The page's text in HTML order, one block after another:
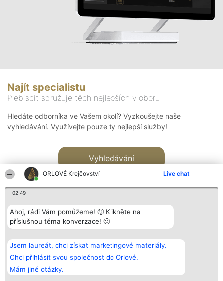
ORLOVÉ Krejčovství Live chat
02:49
Ahoj, rádi Vám pomůžeme! 🙂 Klikněte na
příslušnou téma konverzace! 🙂
Jsem laureát, chci získat marketingové materiály.
Chci přihlásit svou společnost do Orlové.
Mám jiné otázky.
Najít specialistu
Plebiscit sdružuje těch nejlepších v oboru
Hledáte odborníka ve Vašem okolí? Vyzkoušejte naše
vyhledávání. Využívejte pouze ty nejlepší služby!
Vyhledávání
Bright Side Solutions sp. z o.
o. sp. k.
ul. Ruska 22
Wrocław 50-079
KRS 0000749100 | Regon
381313360 | NIP 8943132676
Vítězové
Seznam všech
laureátů
Zásady
Zásady
Kontakt